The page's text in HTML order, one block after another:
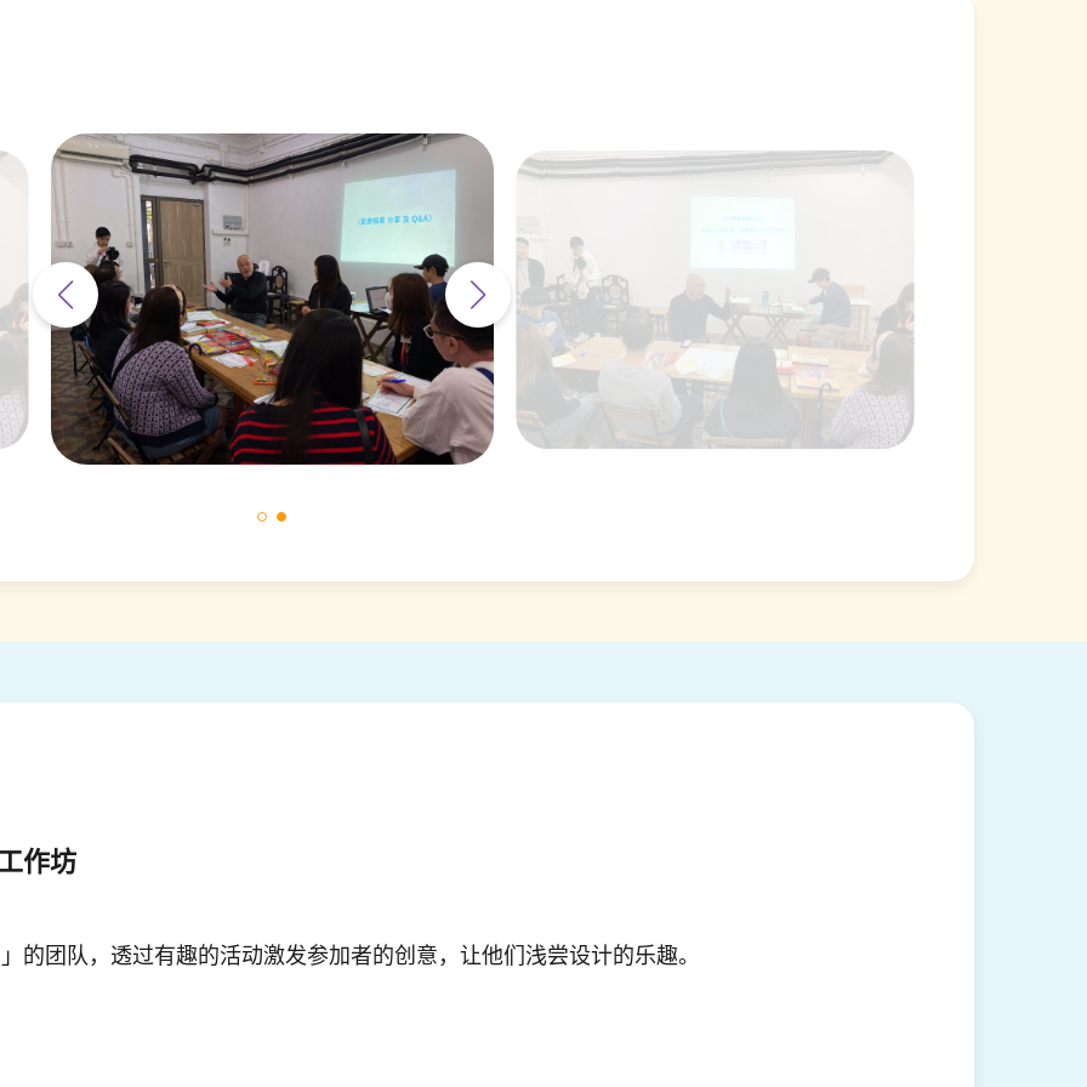
作坊
的团队，透过有趣的活动激发参加者的创意，让他们浅尝设计的乐趣。